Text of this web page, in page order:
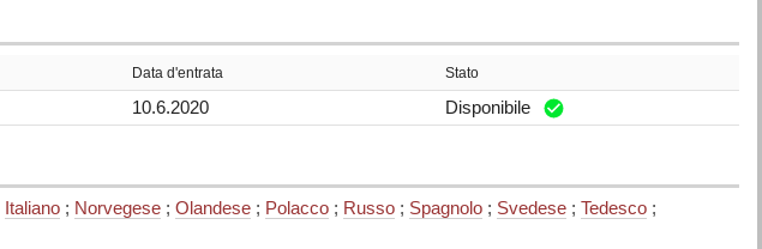
Data d'entrata Stato
10.6.2020 Disponibile
Italiano; Norvegese; Olandese; Polacco; Russo; Spagnolo; Svedese; Tedesco;